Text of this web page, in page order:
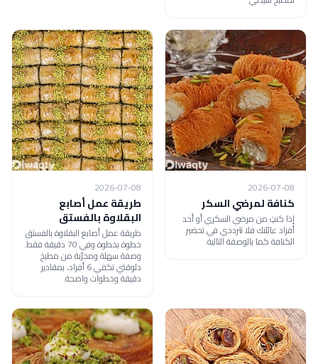
2026-07-08
كنافة لمرضي السكر
إذا كنتِ من مرضي السكري أو أحد
أفراد عائلتك فلا تترددي في تحضير
الكنافة كما بالوصفة التالية.
2026-07-08
طريقة عمل أصابع
البقلاوة بالفستق
طريقة عمل أصابع البقلاوة بالفستق
خطوة بخطوة وفي 70 دقيقة فقط.
وصفة سهلة ومجرّبة من مطبخ
دلوقتي تكفي 6 أفراد، بمقادير
دقيقة وخطوات واضحة.